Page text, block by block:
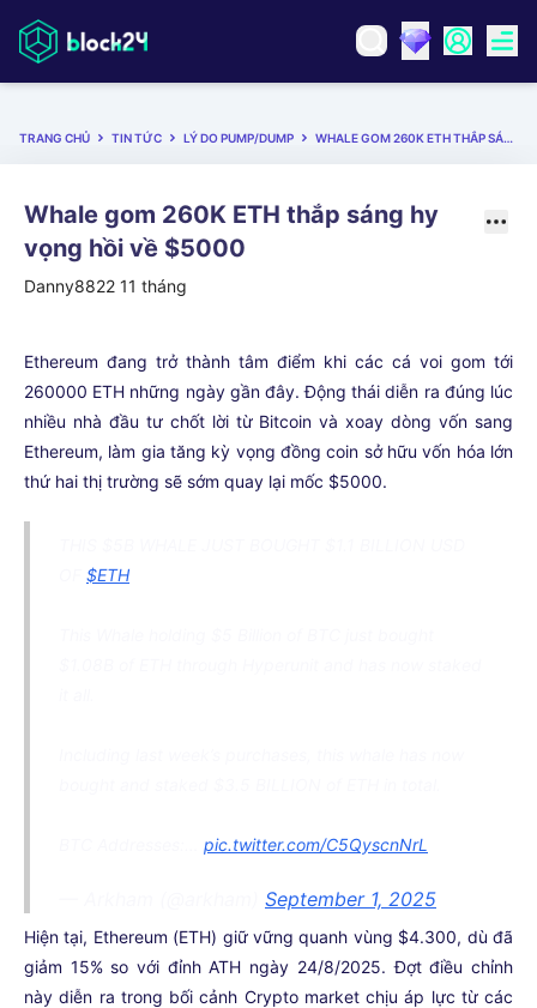
TRANG CHỦ TIN TỨC LÝ DO PUMP/DUMP WHALE GOM 260K ETH THẮP SÁNG HY VỌNG HỒI VỀ $5000
Whale gom 260K ETH thắp sáng hy
vọng hồi về $5000
Danny8822 11 tháng
Ethereum đang trở thành tâm điểm khi các cá voi gom tới
260000 ETH những ngày gần đây. Động thái diễn ra đúng lúc
nhiều nhà đầu tư chốt lời từ Bitcoin và xoay dòng vốn sang
Ethereum, làm gia tăng kỳ vọng đồng coin sở hữu vốn hóa lớn
thứ hai thị trường sẽ sớm quay lại mốc $5000.
$ETH
pic.twitter.com/C5QyscnNrL
September 1, 2025
Hiện tại, Ethereum (ETH) giữ vững quanh vùng $4.300, dù đã
giảm 15% so với đỉnh ATH ngày 24/8/2025. Đợt điều chỉnh
này diễn ra trong bối cảnh Crypto market chịu áp lực từ các